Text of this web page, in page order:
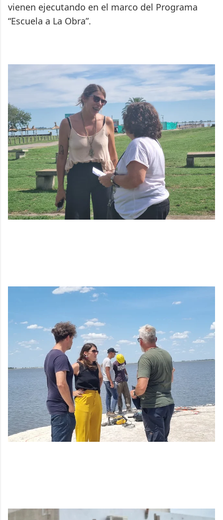
vienen ejecutando en el marco del Programa
“Escuela a La Obra”.